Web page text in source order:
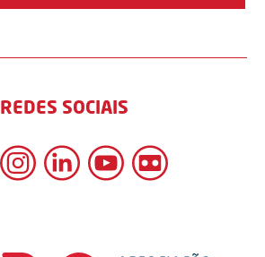
REDES SOCIAIS